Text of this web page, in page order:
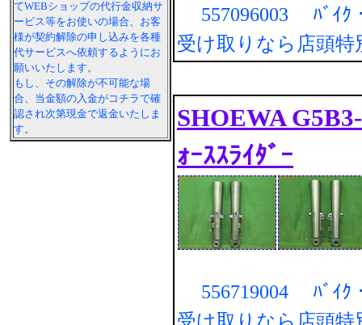
てWEBショップの代行金収納サ
ービス等をお使いの場合、お客
様が契約解除の申し込みを各種
代サービスへ依頼するようにお
願いいたします。
もし、その解除が不可能な場
合、当金額の入金がコチラで確
認され次第現金で返金いたしま
す。
557096003 ﾊﾞｲｸ
受け取りなら店頭特
SHOEWA
ｫｰｽｽﾗｲﾀﾞｰ
556719004 ﾊﾞｲｸ